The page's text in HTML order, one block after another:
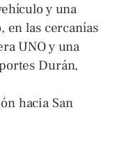
y una
en las cercanías
UNO y una
Durán,
hacia San